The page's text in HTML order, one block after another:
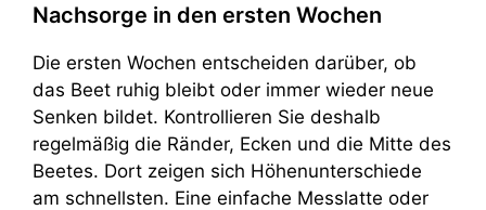
Nachsorge in den ersten Wochen
Die ersten Wochen entscheiden darüber, ob
das Beet ruhig bleibt oder immer wieder neue
Senken bildet. Kontrollieren Sie deshalb
regelmäßig die Ränder, Ecken und die Mitte des
Beetes. Dort zeigen sich Höhenunterschiede
am schnellsten. Eine einfache Messlatte oder